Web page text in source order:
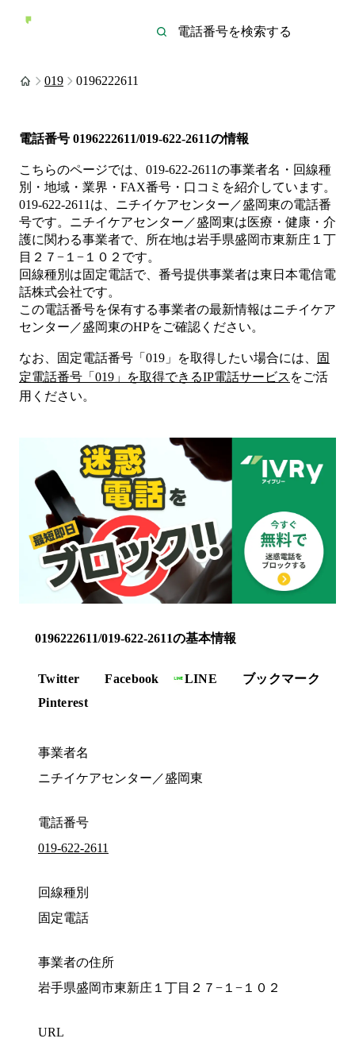
019 0196222611
電話番号 0196222611/019-622-2611の情報
こちらのページでは、 019-622-2611の事業者名・回線種
別・地域・業界・FAX番号・口コミを紹介しています。
019-622-2611 は、 ニチイケアセンター／盛岡東の電話番
号です。 ニチイケアセンター／盛岡東は医療・健康・介
護に関わる事業者で、所在地は岩手県盛岡市東新庄１丁
目２７−１−１０２ です。
回線種別は固定電話で、番号提供事業者は東日本電信電
話株式会社です。
この電話番号を保有する事業者の最新情報はニチイケア
センター／盛岡東のHPをご確認ください。
なお、固定電話番号「 019 」を取得したい場合には、
固
定電話番号「 019 」を取得できるIP電話サービス をご活
用ください。
0196222611/019-622-2611の基本情報
Twitter Facebook LINE
ブックマーク
Pinterest
事業者名
ニチイケアセンター／盛岡東
電話番号
019-622-2611
回線種別
固定電話
事業者の住所
岩手県盛岡市東新庄１丁目２７−１−１０２
URL